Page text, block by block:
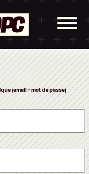
(email + mot de passe)